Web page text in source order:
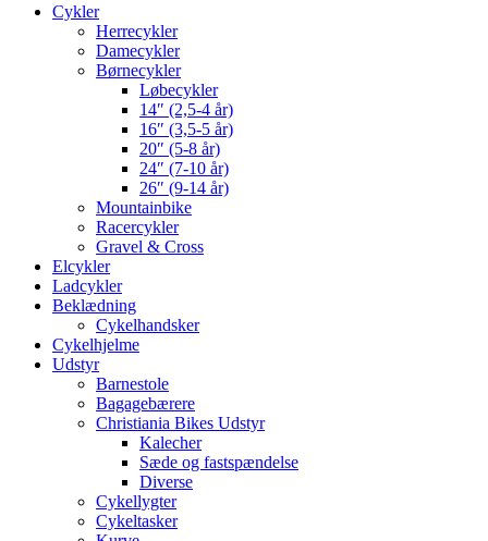
Cykler
Herrecykler
Damecykler
Børnecykler
Løbecykler
14″ (2,5-4 år)
16″ (3,5-5 år)
20″ (5-8 år)
24″ (7-10 år)
26″ (9-14 år)
Mountainbike
Racercykler
Gravel & Cross
Elcykler
Ladcykler
Beklædning
Cykelhandsker
Cykelhjelme
Udstyr
Barnestole
Bagagebærere
Christiania Bikes Udstyr
Kalecher
Sæde og fastspændelse
Diverse
Cykellygter
Cykeltasker